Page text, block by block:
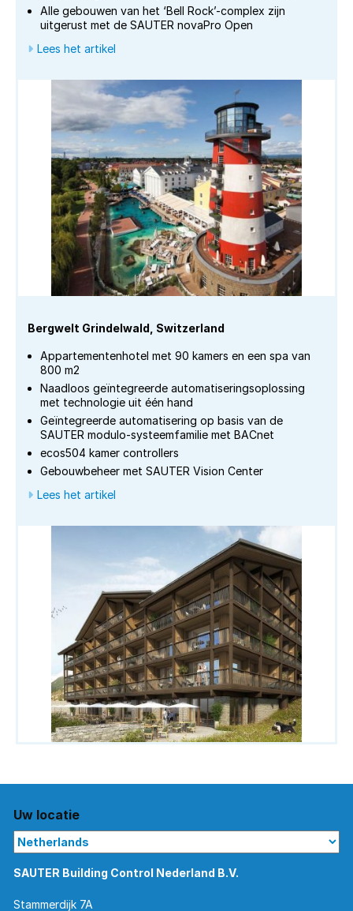
Alle gebouwen van het ‘Bell Rock’-complex zijn
uitgerust met de SAUTER novaPro Open
Lees het artikel
Bergwelt Grindelwald, Switzerland
Appartementenhotel met 90 kamers en een spa van
800 m2
Naadloos geïntegreerde automatiseringsoplossing
met technologie uit één hand
Geïntegreerde automatisering op basis van de
SAUTER modulo-systeemfamilie met BACnet
ecos504 kamer controllers
Gebouwbeheer met SAUTER Vision Center
Lees het artikel
Uw locatie
SAUTER Building Control Nederland B.V.
Stammerdijk 7A